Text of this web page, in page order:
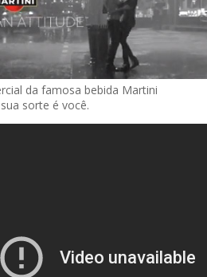
da famosa bebida Martini
sorte é você.